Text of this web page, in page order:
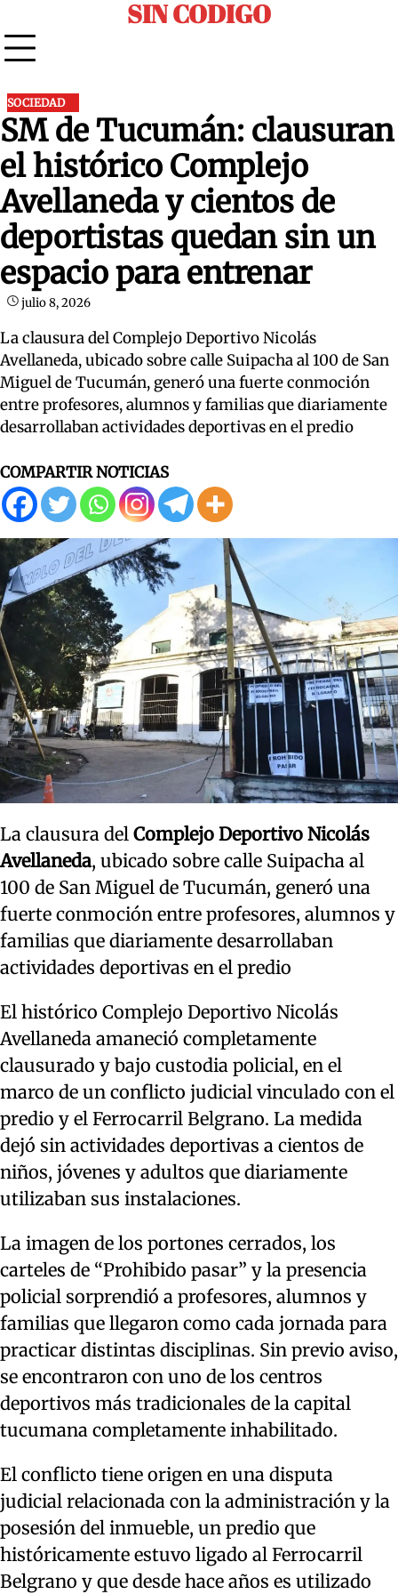
to
content
SIN CODIGO
SOCIEDAD
SM de Tucumán: clausuran
el histórico Complejo
Avellaneda y cientos de
deportistas quedan sin un
espacio para entrenar
julio 8, 2026
La clausura del Complejo Deportivo Nicolás
Avellaneda, ubicado sobre calle Suipacha al 100 de San
Miguel de Tucumán, generó una fuerte conmoción
entre profesores, alumnos y familias que diariamente
desarrollaban actividades deportivas en el predio
COMPARTIR NOTICIAS
La clausura del Complejo Deportivo Nicolás
Avellaneda, ubicado sobre calle Suipacha al
100 de San Miguel de Tucumán, generó una
fuerte conmoción entre profesores, alumnos y
familias que diariamente desarrollaban
actividades deportivas en el predio
El histórico Complejo Deportivo Nicolás
Avellaneda amaneció completamente
clausurado y bajo custodia policial, en el
marco de un conflicto judicial vinculado con el
predio y el Ferrocarril Belgrano. La medida
dejó sin actividades deportivas a cientos de
niños, jóvenes y adultos que diariamente
utilizaban sus instalaciones.
La imagen de los portones cerrados, los
carteles de “Prohibido pasar” y la presencia
policial sorprendió a profesores, alumnos y
familias que llegaron como cada jornada para
practicar distintas disciplinas. Sin previo aviso,
se encontraron con uno de los centros
deportivos más tradicionales de la capital
tucumana completamente inhabilitado.
El conflicto tiene origen en una disputa
judicial relacionada con la administración y la
posesión del inmueble, un predio que
históricamente estuvo ligado al Ferrocarril
Belgrano y que desde hace años es utilizado